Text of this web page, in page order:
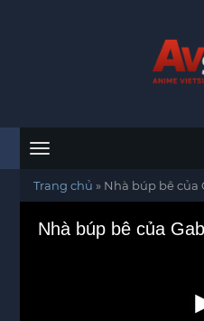
Menu
Trang chủ » Nhà búp bê của
Nhà búp bê của